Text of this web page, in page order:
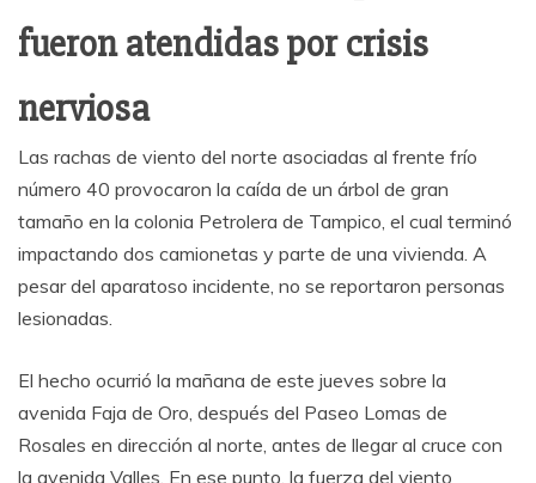
fueron atendidas por crisis
nerviosa
Las rachas de viento del norte asociadas al frente frío
número 40 provocaron la caída de un árbol de gran
tamaño en la colonia Petrolera de Tampico, el cual terminó
impactando dos camionetas y parte de una vivienda. A
pesar del aparatoso incidente, no se reportaron personas
lesionadas.
El hecho ocurrió la mañana de este jueves sobre la
avenida Faja de Oro, después del Paseo Lomas de
Rosales en dirección al norte, antes de llegar al cruce con
la avenida Valles. En ese punto, la fuerza del viento